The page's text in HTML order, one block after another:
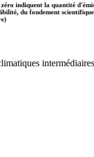
indiquent la quantité
du fondement